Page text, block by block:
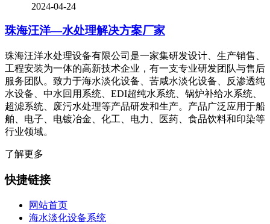
2024-04-24
珠海汪洋—水处理解决方案厂家
珠海汪洋水处理设备有限公司是一家集研发设计、生产销售、
工程安装为一体的高新技术企业，有一支专业研发团队与售后
服务团队。致力于海水淡化设备、苦咸水淡化设备、反渗透纯
水设备、中水回用系统、EDI超纯水系统、锅炉补给水系统、
超滤系统、废污水处理等产品研发和生产。产品广泛应用于船
舶、电子、电镀冶金、化工、电力、医药、食品饮料和印染等
行业领域。
了解更多
快捷链接
网站首页
海水淡化设备系统